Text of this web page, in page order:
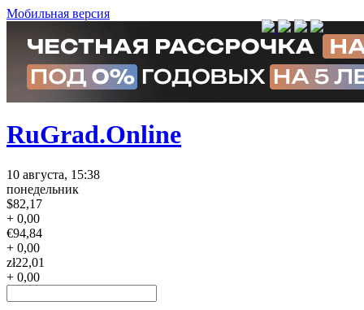
Мобильная версия
RuGrad.Online
10 августа, 15:38
понедельник
$82,17
+ 0,00
€94,84
+ 0,00
zł22,01
+ 0,00